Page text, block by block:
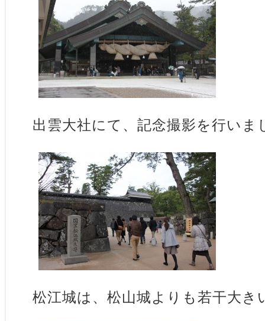
出雲大社にて、記念撮影を行いま
松江城は、松山城よりも若干大き